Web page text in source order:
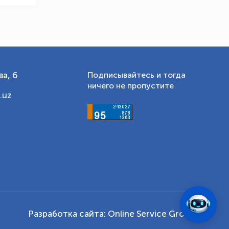
6
Подписывайтесь и тогда
ничего не пропустите
Разработка сайта: Online Service Group